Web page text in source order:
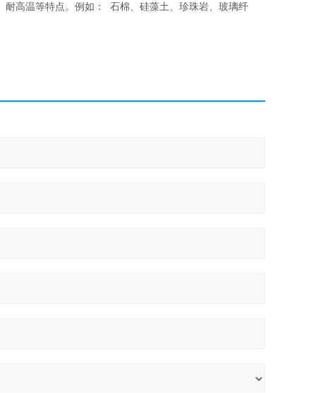
高温等特点。例如： 石棉、硅藻土、珍珠岩、玻璃纤